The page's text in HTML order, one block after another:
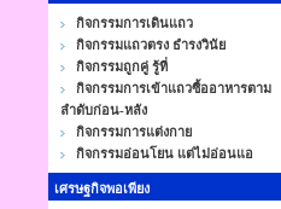
กิจกรรมการเดินแถว
กิจกรรมแถวตรง ธำรงวินัย
กิจกรรมถูกคู่ รู้ที่
กิจกรรมการเข้าแถวซื้ออาหารตาม
ลำดับก่อน-หลัง
กิจกรรมการแต่งกาย
กิจกรรมอ่อนโยน แต่ไม่อ่อนแอ
เศรษฐกิจพอเพียง